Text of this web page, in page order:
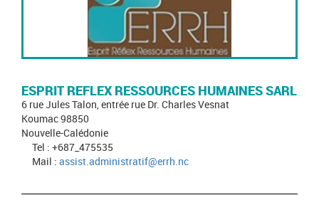
ESPRIT REFLEX RESSOURCES HUMAINES SARL
6 rue Jules Talon, entrée rue Dr. Charles Vesnat
Koumac 98850
Nouvelle-Calédonie
Tel : +687_475535
Mail : assist.administratif@errh.nc